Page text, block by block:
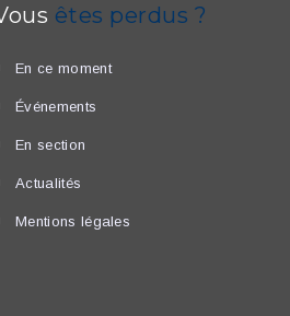
êtes perdus ?
En ce moment
Événements
En section
Actualités
Mentions légales